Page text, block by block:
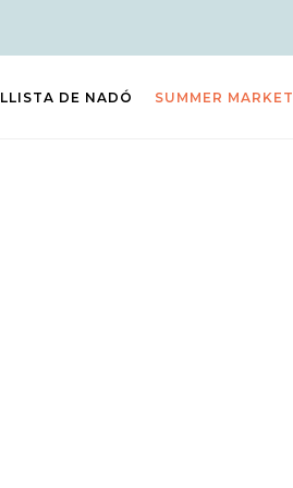
LLISTA DE NADÓ SUMMER MARKET